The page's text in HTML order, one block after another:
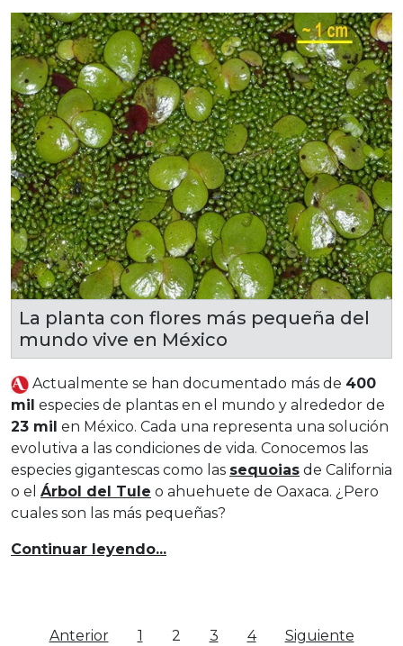
La planta con flores más pequeña del
mundo vive en México
Actualmente se han documentado más de 400
mil especies de plantas en el mundo y alrededor de
23 mil en México. Cada una representa una solución
evolutiva a las condiciones de vida. Conocemos las
especies gigantescas como las sequoias de California
o el Árbol del Tule o ahuehuete de Oaxaca. ¿Pero
cuales son las más pequeñas?
Continuar leyendo...
Anterior 1 2 3 4 Siguiente